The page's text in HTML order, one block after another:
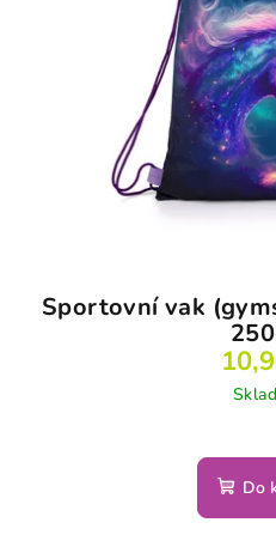
Sportovní vak
Do